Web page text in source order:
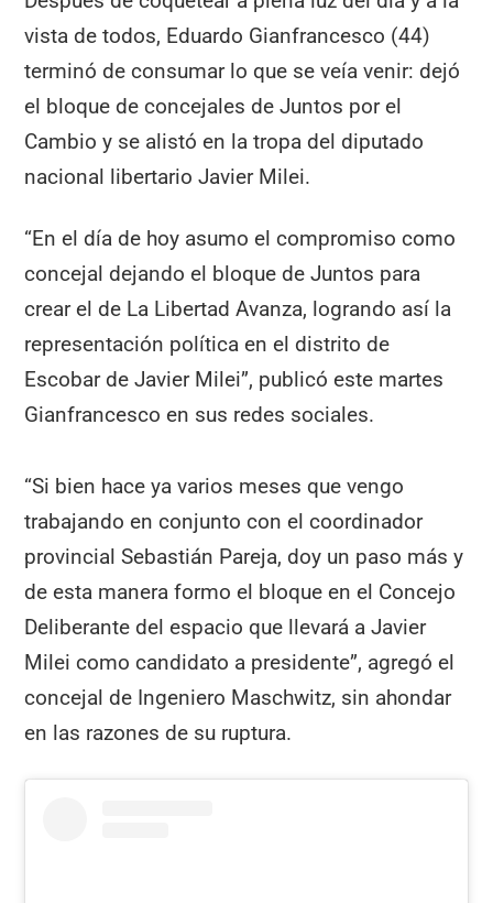
vista de todos, Eduardo Gianfrancesco (44)
terminó de consumar lo que se veía venir: dejó
el bloque de concejales de Juntos por el
Cambio y se alistó en la tropa del diputado
nacional libertario Javier Milei.
“En el día de hoy asumo el compromiso como
concejal dejando el bloque de Juntos para
crear el de La Libertad Avanza, logrando así la
representación política en el distrito de
Escobar de Javier Milei”, publicó este martes
Gianfrancesco en sus redes sociales.
“Si bien hace ya varios meses que vengo
trabajando en conjunto con el coordinador
provincial Sebastián Pareja, doy un paso más y
de esta manera formo el bloque en el Concejo
Deliberante del espacio que llevará a Javier
Milei como candidato a presidente”, agregó el
concejal de Ingeniero Maschwitz, sin ahondar
en las razones de su ruptura.